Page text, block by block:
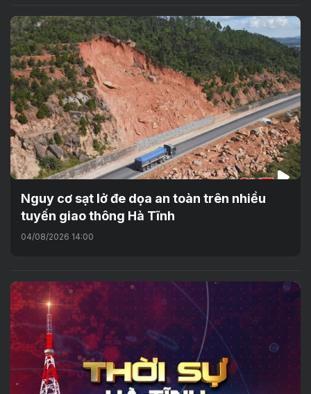
Nguy cơ sạt lở đe dọa an toàn trên nhiều
tuyến giao thông Hà Tĩnh
04/08/2026 14:00